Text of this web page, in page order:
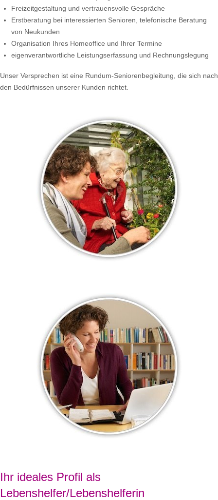
Freizeitgestaltung und vertrauensvolle Gespräche
Erstberatung bei interessierten Senioren, telefonische Beratung
von Neukunden
Organisation Ihres Homeoffice und Ihrer Termine
eigenverantwortliche Leistungserfassung und Rechnungslegung
Unser Versprechen ist eine Rundum-Seniorenbegleitung, die sich nach
den Bedürfnissen unserer Kunden richtet.
Ihr ideales Profil als
Lebenshelfer/Lebenshelferin